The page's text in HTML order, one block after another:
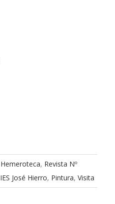
Hemeroteca, Revista Nº
IES José Hierro, Pintura, Visita